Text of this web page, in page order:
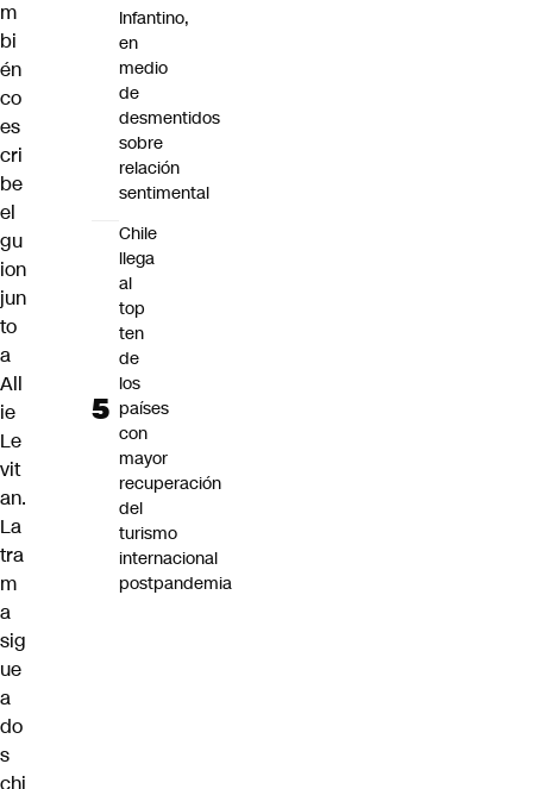
m
bi
én
co
es
cri
be
el
gu
ion
jun
to
a
All
ie
Le
vit
an.
La
tra
m
a
sig
ue
a
do
s
chi
Infantino,
en
medio
de
desmentidos
sobre
relación
sentimental
Chile
llega
al
top
ten
de
los
países
con
mayor
recuperación
del
turismo
internacional
postpandemia